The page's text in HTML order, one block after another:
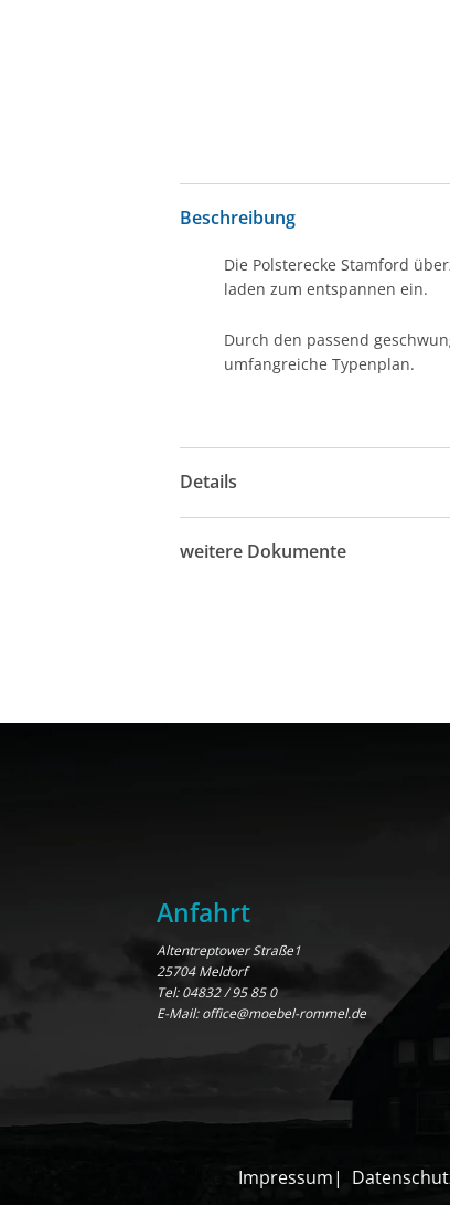
Beschreibung
Die Polsterecke Stamford
laden zum entspannen ein.
Durch den passend
umfangreiche Typenplan.
Details
weitere Dokumente
Anfahrt
Altentreptower Straße1
25704 Meldorf
Tel:04832 / 95 85 0
E-Mail:office@moebel-rommel.de
Impressum